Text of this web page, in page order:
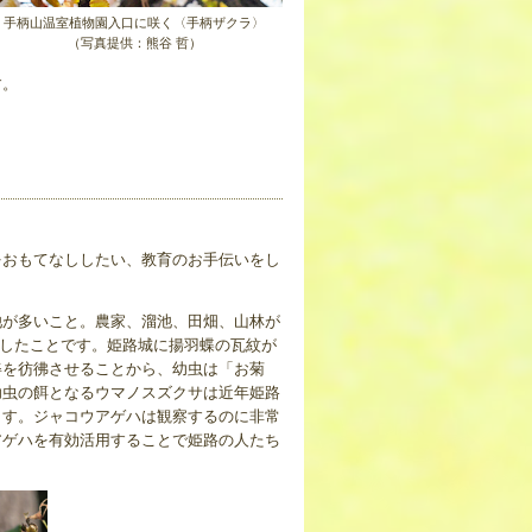
手柄山温室植物園入口に咲く〈手柄ザクラ〉
（写真提供：熊谷 哲）
もてなししたい、教育のお手伝いをし
多いこと。農家、溜池、田畑、山林が
たことです。姫路城に揚羽蝶の瓦紋が
彷彿させることから、幼虫は「お菊
の餌となるウマノスズクサは近年姫路
。ジャコウアゲハは観察するのに非常
ハを有効活用することで姫路の人たち